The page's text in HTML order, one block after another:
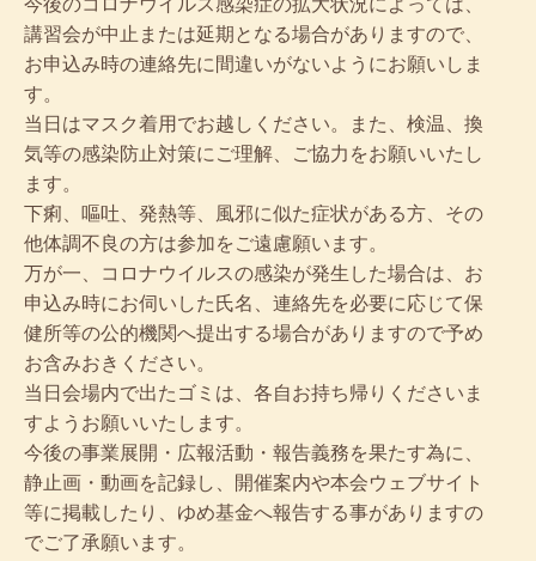
講習会が中止または延期となる場合がありますので、
お申込み時の連絡先に間違いがないようにお願いしま
す。
当日はマスク着用でお越しください。また、検温、換
気等の感染防止対策にご理解、ご協力をお願いいたし
ます。
下痢、嘔吐、発熱等、風邪に似た症状がある方、その
他体調不良の方は参加をご遠慮願います。
万が一、コロナウイルスの感染が発生した場合は、お
申込み時にお伺いした氏名、連絡先を必要に応じて保
健所等の公的機関へ提出する場合がありますので予め
お含みおきください。
当日会場内で出たゴミは、各自お持ち帰りくださいま
すようお願いいたします。
今後の事業展開・広報活動・報告義務を果たす為に、
静止画・動画を記録し、開催案内や本会ウェブサイト
等に掲載したり、ゆめ基金へ報告する事がありますの
でご了承願います。